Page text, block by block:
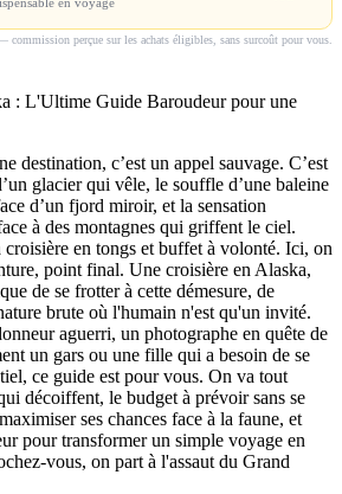
perçue sur les achats éligibles, sans surcoût pour vous.
: L'Ultime Guide Baroudeur pour une
destination, c’est un appel sauvage. C’est
glacier qui vêle, le souffle d’une baleine
d’un fjord miroir, et la sensation
à des montagnes qui griffent le ciel.
en tongs et buffet à volonté. Ici, on
point final. Une croisière en Alaska,
de se frotter à cette démesure, de
brute où l'humain n'est qu'un invité.
aguerri, un photographe en quête de
un gars ou une fille qui a besoin de se
ce guide est pour vous. On va tout
décoiffent, le budget à prévoir sans se
ses chances face à la faune, et
pour transformer un simple voyage en
vous, on part à l'assaut du Grand